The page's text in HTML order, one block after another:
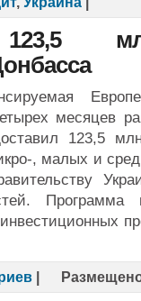
месяцев
123,5
, малых и
Программа